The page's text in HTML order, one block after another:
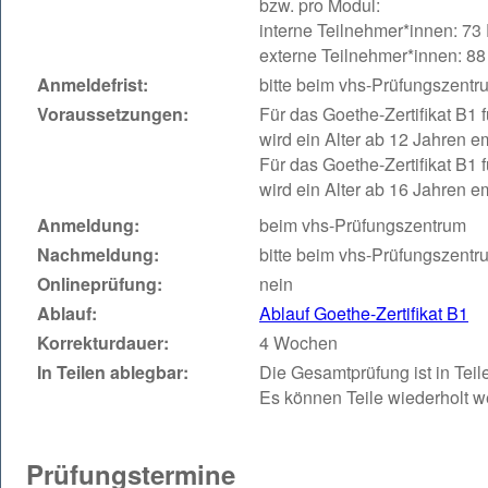
interne Teilnehmer*innen: 73
externe Teilnehmer*innen:
Anmeldefrist:
bitte beim vhs-
Voraussetzungen:
Für das Goethe-Zertifikat B1
wird ein Alter ab 12 Jahren
Für das Goethe-Zertifikat B1
wird ein Alter ab 16 Jahren
Anmeldung:
beim vhs-Prüfungszentrum
Nachmeldung:
bitte beim vhs-
Onlineprüfung:
nein
Ablauf:
Ablauf Goethe-Zertifikat B1
Korrekturdauer:
4 Wochen
In Teilen ablegbar:
Die Gesamtprüfung ist in
Es können Teile wiederholt
Prüfungstermine